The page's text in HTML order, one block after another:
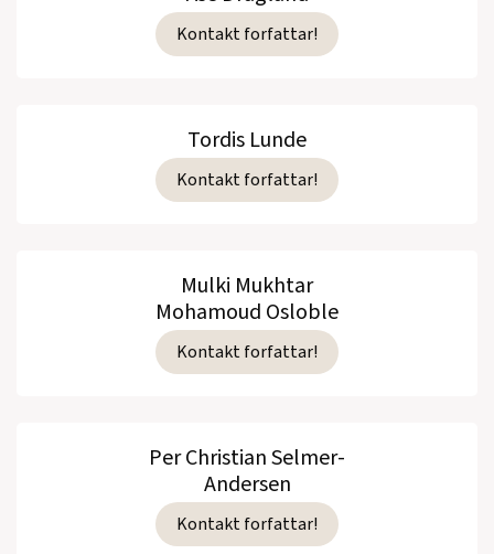
Kontakt forfattar!
Tordis Lunde
Kontakt forfattar!
Mulki Mukhtar
Mohamoud Osloble
Kontakt forfattar!
Per Christian Selmer-
Andersen
Kontakt forfattar!